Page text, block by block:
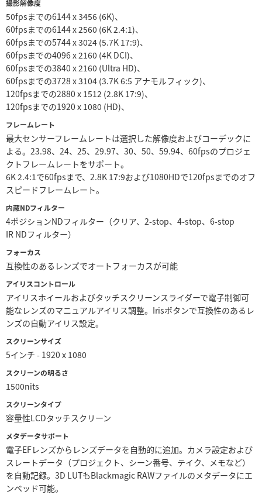
Chinese Taipei
Turkey
UAE
Ukraine
United Kingdom
United States
撮影解像度
50fpsまでの6144 x 3456 (6K)、
60fpsまでの6144 x 2560 (6K 2.4:1)、
60fpsまでの5744 x 3024 (5.7K 17:9)、
60fpsまでの4096 x 2160 (4K DCI)、
60fpsまでの3840 x 2160 (Ultra HD)、
60fpsまでの3728 x 3104 (3.7K 6:5 アナモルフィック)、
120fpsまでの2880 x 1512 (2.8K 17:9)、
120fpsまでの1920 x 1080 (HD)、
フレームレート
最大センサーフレームレートは選択した解像度およびコーデックに
よる。23.98、24、25、29.97、30、50、59.94、60fpsのプロジェ
クトフレームレートをサポート。
6K 2.4:1で60fpsまで、2.8K 17:9および1080HDで120fpsまでのオフ
スピードフレームレート。
内蔵NDフィルター
4ポジションNDフィルター（クリア、2-stop、4-stop、6-stop
IR NDフィルター）
フォーカス
互換性のあるレンズでオートフォーカスが可能
アイリスコントロール
アイリスホイールおよびタッチスクリーンスライダーで電子制御可
能なレンズのマニュアルアイリス調整。Irisボタンで互換性のあるレ
ンズの自動アイリス設定。
スクリーンサイズ
5インチ - 1920 x 1080
スクリーンの明るさ
1500nits
スクリーンタイプ
容量性LCDタッチスクリーン
メタデータサポート
電子EFレンズからレンズデータを自動的に追加。カメラ設定および
スレートデータ（プロジェクト、シーン番号、テイク、メモなど）
を自動記録。3D LUTもBlackmagic RAWファイルのメタデータにエ
ンベッド可能。